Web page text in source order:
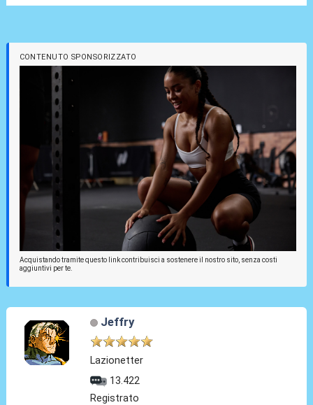
CONTENUTO SPONSORIZZATO
Acquistando tramite questo link contribuisci a sostenere il nostro sito, senza costi
aggiuntivi per te.
Jeffry
Lazionetter
13.422
Registrato